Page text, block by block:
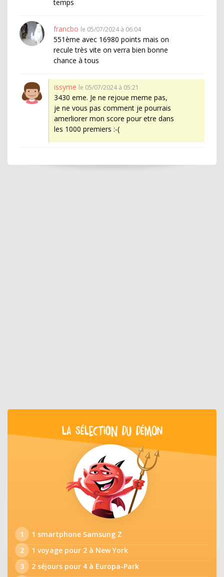
temps
francbo le 05/07/2024 à 06:04
551ème avec 16980 points mais on
recule très vite on verra bien bonne
chance à tous
issyme le 05/07/2024 à 05:21
3430 eme. Je ne rejoue meme pas,
je ne vous pas comment je pourrais
amerliorer mon score pour etre dans
les 1000 premiers :-(
LA SÉLECTION DU DÉMON
1
1 smartphone Samsung Z
2
1 voyage pour 2 à New York
3
2 séjours pour 4 à Europa-Park